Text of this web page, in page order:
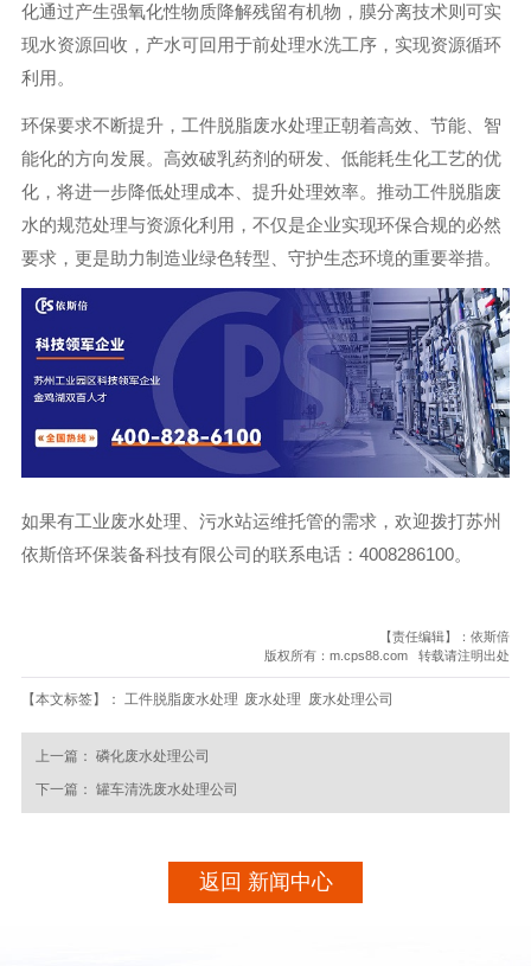
化通过产生强氧化性物质降解残留有机物，膜分离技术则可实
现水资源回收，产水可回用于前处理水洗工序，实现资源循环
利用。
环保要求不断提升，工件脱脂废水处理正朝着高效、节能、智
能化的方向发展。高效破乳药剂的研发、低能耗生化工艺的优
化，将进一步降低处理成本、提升处理效率。推动工件脱脂废
水的规范处理与资源化利用，不仅是企业实现环保合规的必然
要求，更是助力制造业绿色转型、守护生态环境的重要举措。
如果有工业废水处理、污水站运维托管的需求，欢迎拨打苏州
依斯倍环保装备科技有限公司的联系电话：4008286100。
【责任编辑】：依斯倍
版权所有：m.cps88.com 转载请注明出处
【本文标签】： 工件脱脂废水处理 废水处理 废水处理公司
上一篇： 磷化废水处理公司
下一篇： 罐车清洗废水处理公司
返回 新闻中心